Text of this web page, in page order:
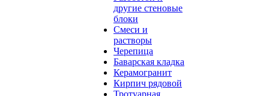
другие стеновые
блоки
Смеси и
растворы
Черепица
Баварская кладка
Керамогранит
Кирпич рядовой
Тротуарная